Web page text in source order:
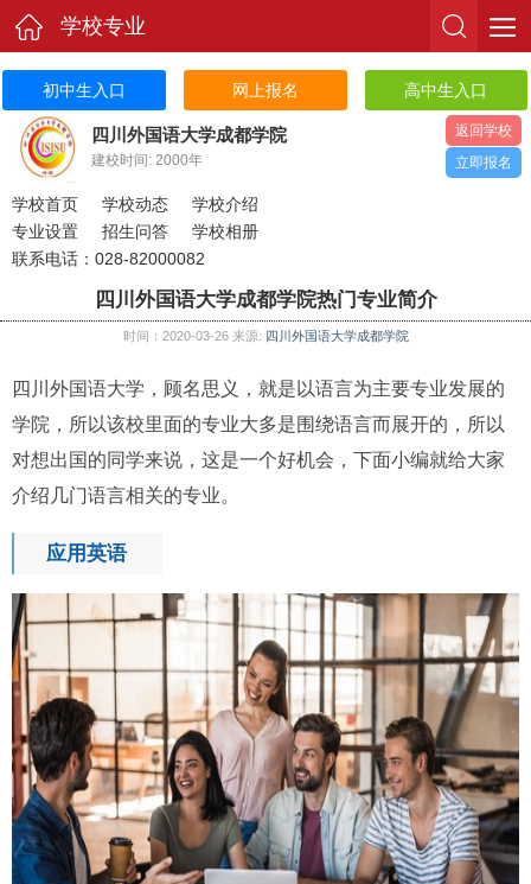
学校专业
初中生入口 网上报名 高中生入口
四川外国语大学成都学院
建校时间: 2000年
返回学校
立即报名
学校首页 学校动态
学校介绍
专业设置
招生问答
学校相册
联系电话：028-82000082
四川外国语大学成都学院热门专业简介
时间：2020-03-26 来源: 四川外国语大学成都学院
四川外国语大学，顾名思义，就是以语言为主要专业发展的
学院，所以该校里面的专业大多是围绕语言而展开的，所以
对想出国的同学来说，这是一个好机会，下面小编就给大家
介绍几门语言相关的专业。
应用英语